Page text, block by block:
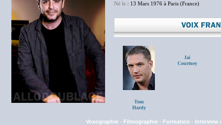
Né le : 13 Mars 1976 à Paris (France)
Tom
Hardy
Jai
Courtney
Voxographie - Filmographie - Formation - Interview